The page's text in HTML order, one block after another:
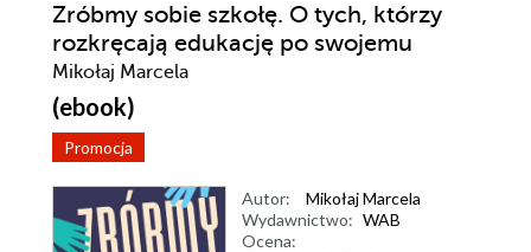
Zróbmy sobie szkołę. O tych, którzy
rozkręcają edukację po swojemu
Mikołaj Marcela
(ebook)
Promocja
Autor:
Mikołaj Marcela
Wydawnictwo: WAB
Ocena: